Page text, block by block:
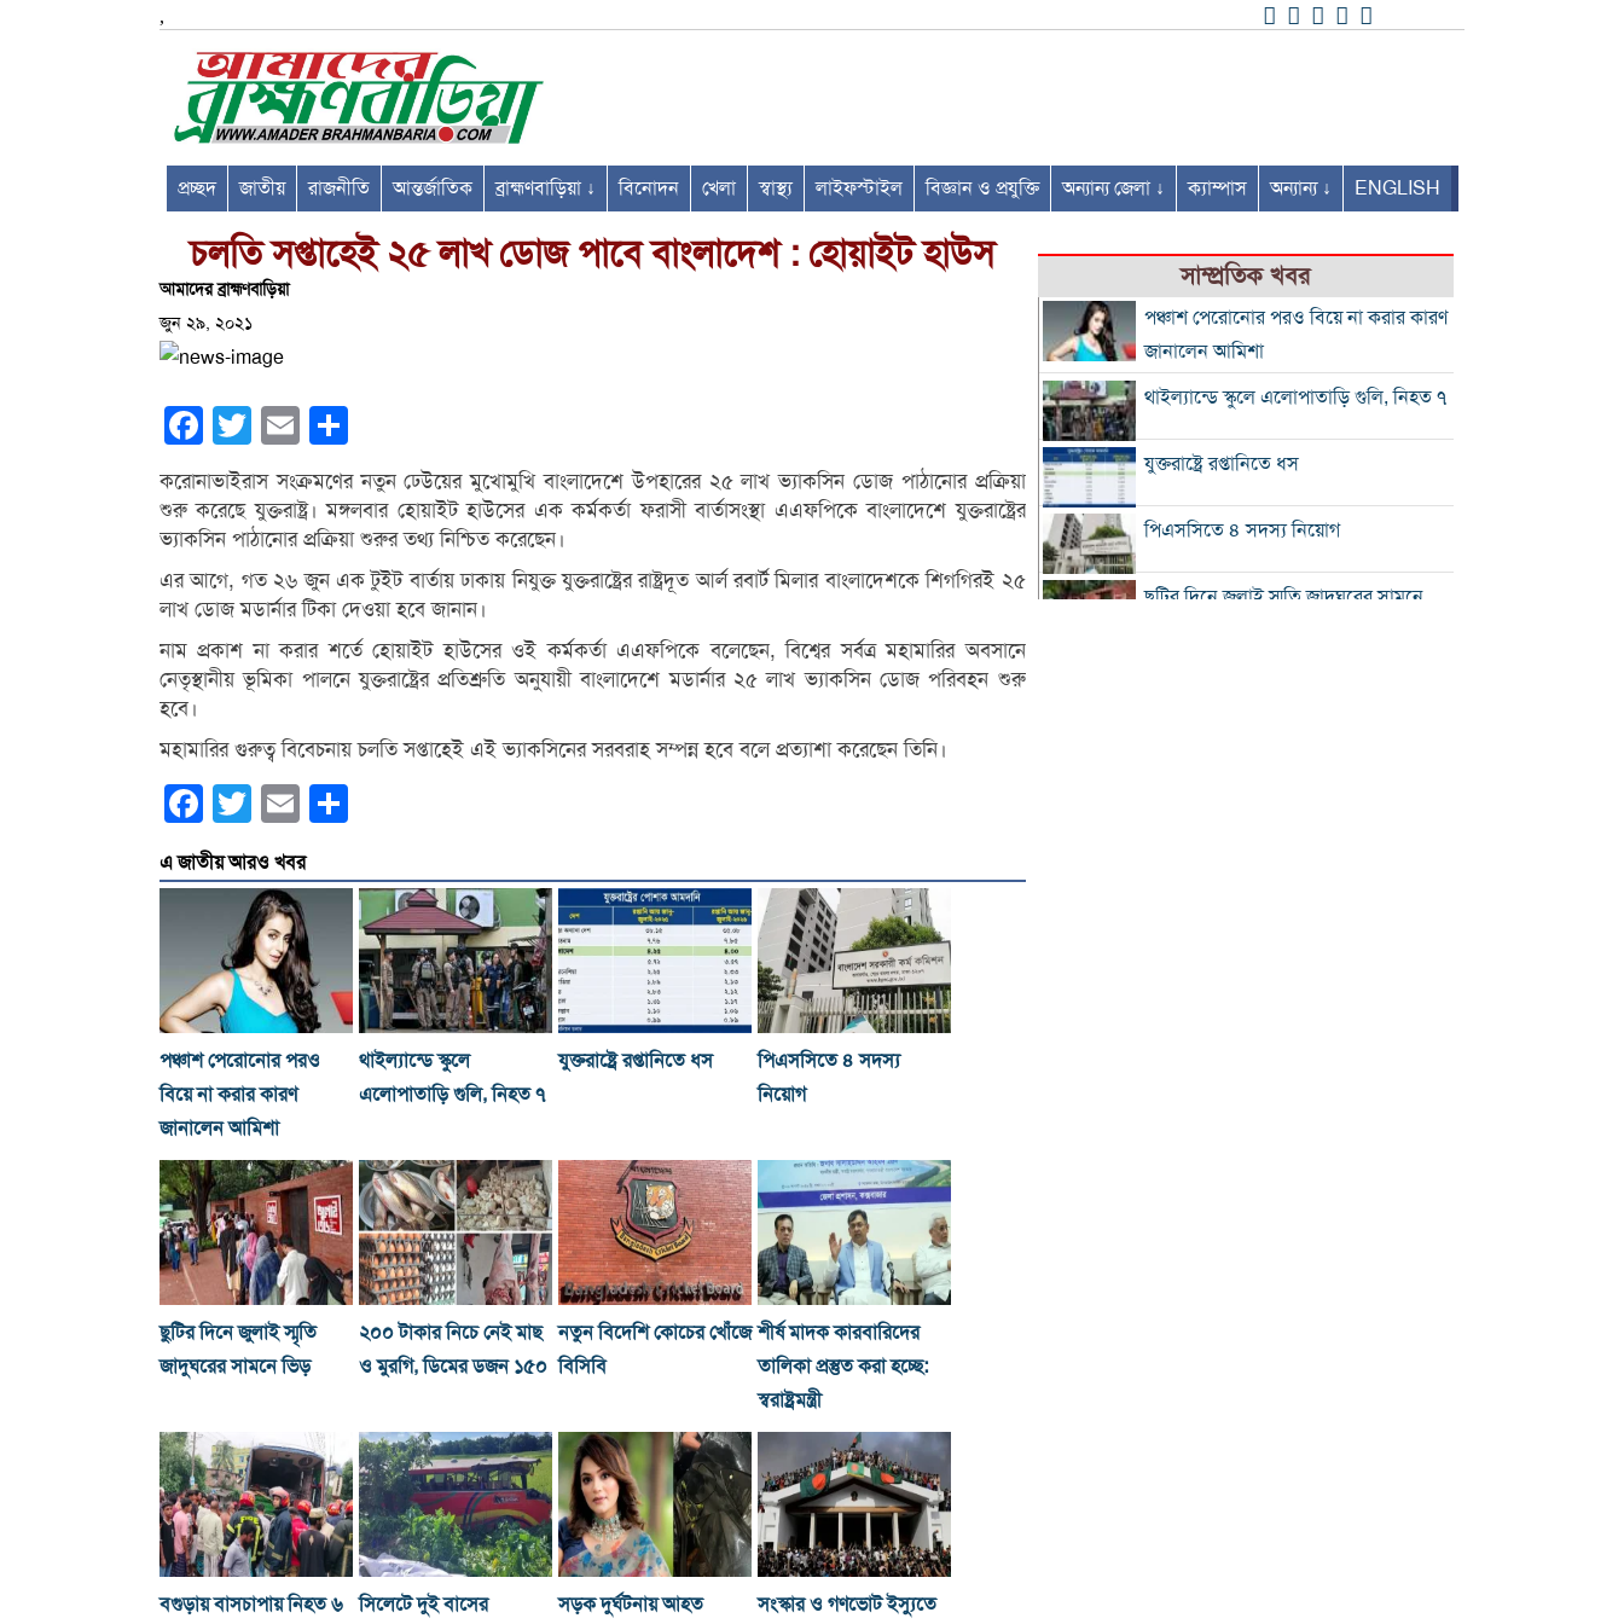
,
প্রচ্ছদ জাতীয় রাজনীতি আন্তর্জাতিক ব্রাহ্মণবাড়িয়া ↓ বিনোদন খেলা স্বাস্থ্য লাইফস্টাইল বিজ্ঞান ও প্রযুক্তি অন্যান্য জেলা ↓ ক্যাম্পাস অন্যান্য ↓ ENGLISH
চলতি সপ্তাহেই ২৫ লাখ ডোজ পাবে বাংলাদেশ : হোয়াইট হাউস
আমাদের ব্রাহ্মণবাড়িয়া
জুন ২৯, ২০২১
Facebook
Twitter Email
করোনাভাইরাস সংক্রমণের নতুন ঢেউয়ের মুখোমুখি বাংলাদেশে উপহারের ২৫ লাখ ভ্যাকসিন ডোজ পাঠানোর প্রক্রিয়া
শুরু করেছে যুক্তরাষ্ট্র। মঙ্গলবার হোয়াইট হাউসের এক কর্মকর্তা ফরাসী বার্তাসংস্থা এএফপিকে বাংলাদেশে যুক্তরাষ্ট্রের
ভ্যাকসিন পাঠানোর প্রক্রিয়া শুরুর তথ্য নিশ্চিত করেছেন।
এর আগে, গত ২৬ জুন এক টুইট বার্তায় ঢাকায় নিযুক্ত যুক্তরা‌ষ্ট্রের রাষ্ট্রদূত আর্ল রবার্ট মিলার বাংলাদেশকে শিগগিরই ২৫
লাখ ডোজ মডার্নার টিকা দেওয়া হবে জানান।
নাম প্রকাশ না করার শর্তে হোয়াইট হাউসের ওই কর্মকর্তা এএফপিকে বলেছেন, বিশ্বের সর্বত্র মহামারির অবসানে
নেতৃস্থানীয় ভূমিকা পালনে যুক্তরাষ্ট্রের প্রতিশ্রুতি অনুযায়ী বাংলাদেশে মডার্নার ২৫ লাখ ভ্যাকসিন ডোজ পরিবহন শুরু
হবে।
মহামারির গুরুত্ব বিবেচনায় চলতি সপ্তাহেই এই ভ্যাকসিনের সরবরাহ সম্পন্ন হবে বলে প্রত্যাশা করেছেন তিনি।
Facebook
Twitter Email
এ জাতীয় আরও খবর
পঞ্চাশ পেরোনোর পরও
বিয়ে না করার কারণ
জানালেন আমিশা
থাইল্যান্ডে স্কুলে
এলোপাতাড়ি গুলি, নিহত ৭
যুক্তরাষ্ট্রে রপ্তানিতে ধস
পিএসসিতে ৪ সদস্য
নিয়োগ
ছুটির দিনে জুলাই স্মৃতি
জাদুঘরের সামনে ভিড়
২০০ টাকার নিচে নেই মাছ
ও মুরগি, ডিমের ডজন ১৫০
নতুন বিদেশি কোচের খোঁজে
বিসিবি
শীর্ষ মাদক কারবারিদের
তালিকা প্রস্তুত করা হচ্ছে:
স্বরাষ্ট্রমন্ত্রী
বগুড়ায় বাসচাপায় নিহত ৬ সিলেটে দুই বাসের সড়ক দুর্ঘটনায় আহত সংস্কার ও গণভোট ইস্যুতে
সাম্প্রতিক খবর
পঞ্চাশ পেরোনোর পরও বিয়ে না করার কারণ
জানালেন আমিশা
থাইল্যান্ডে স্কুলে এলোপাতাড়ি গুলি, নিহত ৭
যুক্তরাষ্ট্রে রপ্তানিতে ধস
পিএসসিতে ৪ সদস্য নিয়োগ
ছুটির দিনে জুলাই স্মৃতি জাদুঘরের সামনে